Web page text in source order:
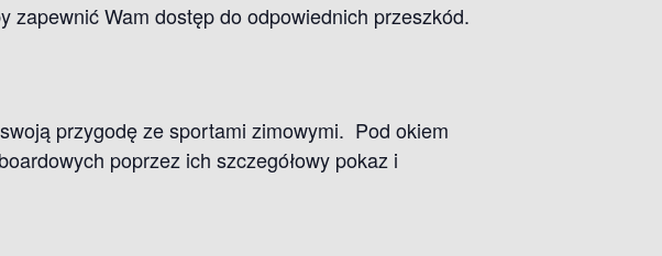
zapewnić Wam dostęp do odpowiednich przeszkód.
przygodę ze sportami zimowymi. Pod okiem
poprzez ich szczegółowy pokaz i